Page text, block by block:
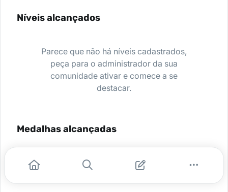
Níveis alcançados
Parece que não há níveis cadastrados,
peça para o administrador da sua
comunidade ativar e comece a se
destacar.
Medalhas alcançadas
Nenhuma medalha encontrada